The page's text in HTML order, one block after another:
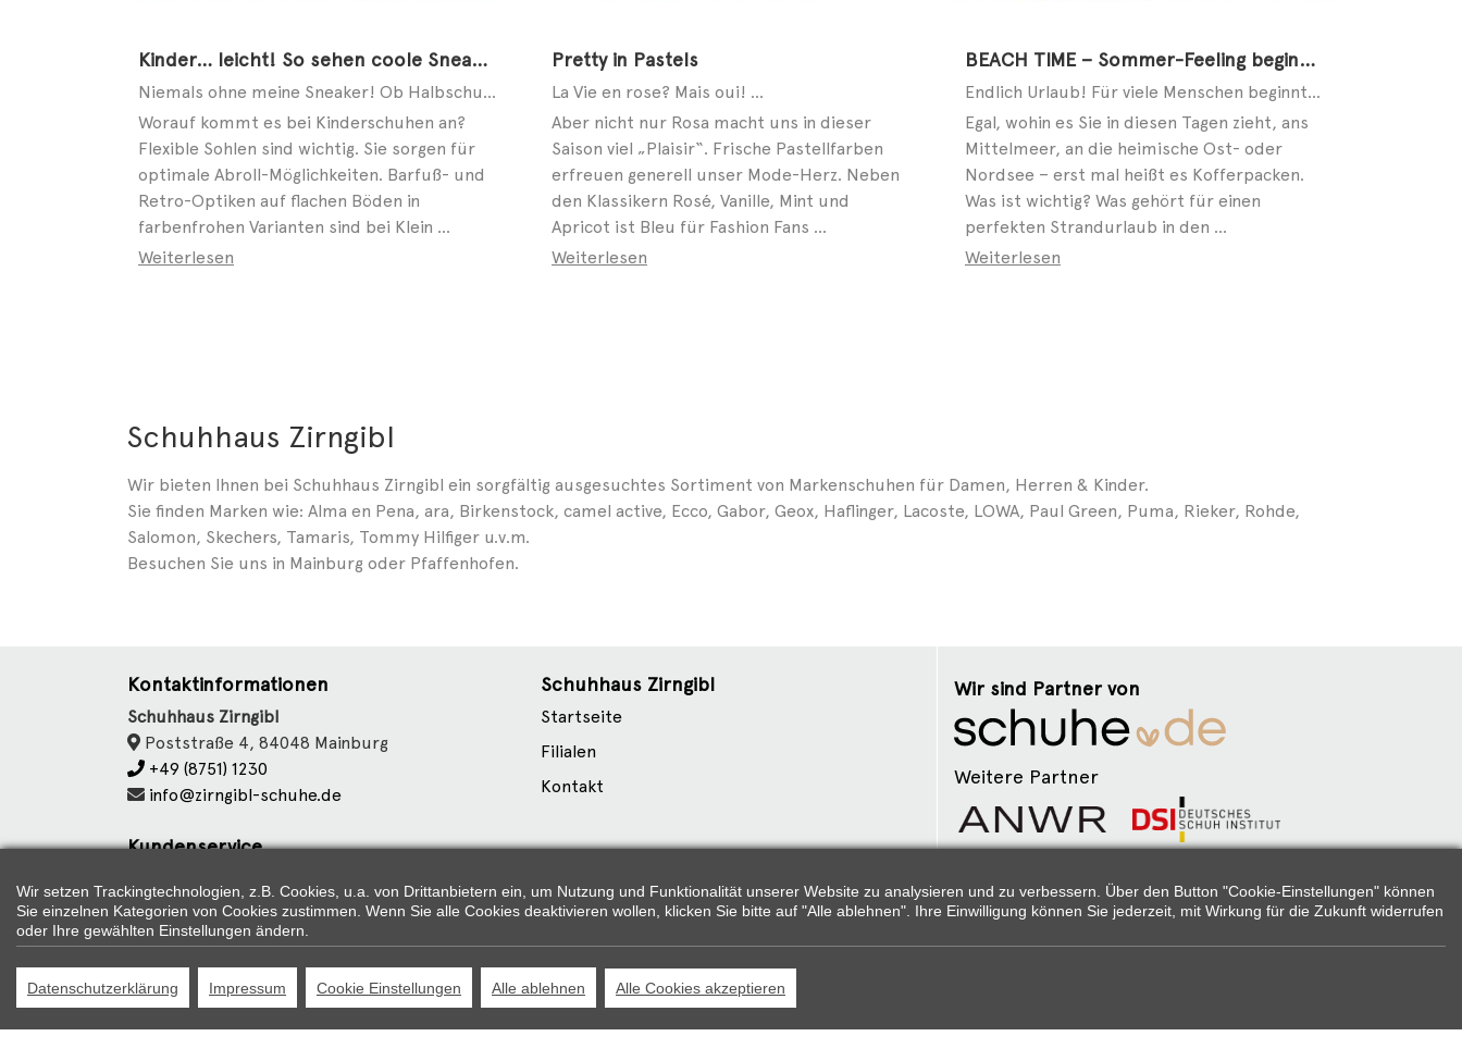
Kinder… leicht! So sehen coole Sneaker aus!
Niemals ohne meine Sneaker! Ob Halbschuh, Mid Cut oder Slip-on – auch bei modebewussten Kids geht ...
Worauf kommt es bei Kinderschuhen an?
Flexible Sohlen sind wichtig. Sie sorgen für
optimale Abroll-Möglichkeiten. Barfuß- und
Retro-Optiken auf flachen Böden in
farbenfrohen Varianten sind bei Klein ...
Weiterlesen
Pretty in Pastels
La Vie en rose? Mais oui! ...
Aber nicht nur Rosa macht uns in dieser
Saison viel „Plaisir“. Frische Pastellfarben
erfreuen generell unser Mode-Herz. Neben
den Klassikern Rosé, Vanille, Mint und
Apricot ist Bleu für Fashion Fans ...
Weiterlesen
BEACH TIME – Sommer-Feeling beginnt an den Füßen
Endlich Urlaub! Für viele Menschen beginnt in diesen Tagen die schönste Zeit des Jahres. Ob allein, ...
Egal, wohin es Sie in diesen Tagen zieht, ans
Mittelmeer, an die heimische Ost- oder
Nordsee – erst mal heißt es Kofferpacken.
Was ist wichtig? Was gehört für einen
perfekten Strandurlaub in den ...
Weiterlesen
Schuhhaus Zirngibl
Wir bieten Ihnen bei Schuhhaus Zirngibl ein sorgfältig ausgesuchtes Sortiment von Markenschuhen für Damen, Herren & Kinder.
Sie finden Marken wie: Alma en Pena, ara, Birkenstock, camel active, Ecco, Gabor, Geox, Haflinger, Lacoste, LOWA, Paul Green, Puma, Rieker, Rohde,
Salomon, Skechers, Tamaris, Tommy Hilfiger u.v.m.
Besuchen Sie uns in Mainburg oder Pfaffenhofen.
Kontaktinformationen
Schuhhaus Zirngibl
Poststraße 4, 84048 Mainburg
+49 (8751) 1230
info@zirngibl-schuhe.de
Kundenservice
Cookie Einstellungen
Impressum
Schuhhaus Zirngibl
Startseite
Filialen
Kontakt
Wir sind Partner von
Weitere Partner
*Alle Preisangaben gelten inklusive gesetzlichen MwSt. und bei Selbstabholung.
Bei Preisen, die mit "UVP" gekennzeichnet sind, handelt es sich um die unverbindliche Preisempfehlung des Herstellers/Lieferanten.
Wir setzen Trackingtechnologien, z.B. Cookies, u.a. von Drittanbietern ein, um Nutzung und Funktionalität unserer Website zu analysieren und zu verbessern. Über den Button "Cookie-Einstellungen" können
Sie einzelnen Kategorien von Cookies zustimmen. Wenn Sie alle Cookies deaktivieren wollen, klicken Sie bitte auf "Alle ablehnen". Ihre Einwilligung können Sie jederzeit, mit Wirkung für die Zukunft widerrufen
oder Ihre gewählten Einstellungen ändern.
Datenschutzerklärung Impressum Cookie Einstellungen Alle ablehnen Alle Cookies akzeptieren